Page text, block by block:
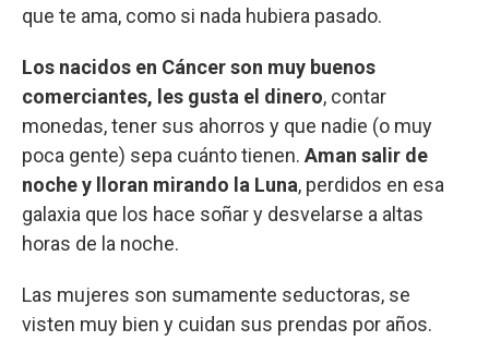
que te ama, como si nada hubiera pasado.
Los nacidos en Cáncer son muy buenos
comerciantes, les gusta el dinero, contar
monedas, tener sus ahorros y que nadie (o muy
poca gente) sepa cuánto tienen. Aman salir de
noche y lloran mirando la Luna, perdidos en esa
galaxia que los hace soñar y desvelarse a altas
horas de la noche.
Las mujeres son sumamente seductoras, se
visten muy bien y cuidan sus prendas por años.